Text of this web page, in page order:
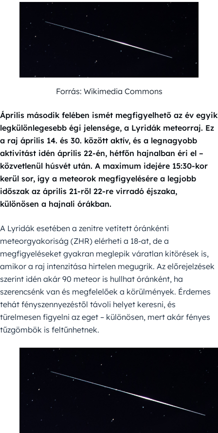
Forrás: Wikimedia Commons
Április második felében ismét megfigyelhető az év egyik
legkülönlegesebb égi jelensége, a Lyridák meteorraj. Ez
a raj április 14. és 30. között aktív, és a legnagyobb
aktivitást idén április 22-én, hétfőn hajnalban éri el –
közvetlenül húsvét után. A maximum idejére 15:30-kor
kerül sor, így a meteorok megfigyelésére a legjobb
időszak az április 21-ről 22-re virradó éjszaka,
különösen a hajnali órákban.
A Lyridák esetében a zenitre vetített óránkénti
meteorgyakoriság (ZHR) elérheti a 18-at, de a
megfigyeléseket gyakran meglepik váratlan kitörések is,
amikor a raj intenzitása hirtelen megugrik. Az előrejelzések
szerint idén akár 90 meteor is hullhat óránként, ha
szerencsénk van és megfelelőek a körülmények. Érdemes
tehát fényszennyezéstől távoli helyet keresni, és
türelmesen figyelni az eget – különösen, mert akár fényes
tűzgömbök is feltűnhetnek.